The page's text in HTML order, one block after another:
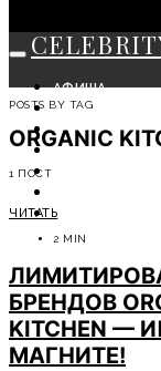
АФИША
СОБЫТИЯ
КРАСОТА
МОДА
СОВЕТЫ
POSTS BY TAG
ORGANIC
1 ПОСТ
ЧИТАТЬ
2 MIN
БРЕНДОВ
KITCHEN —
МАГНИТЕ!